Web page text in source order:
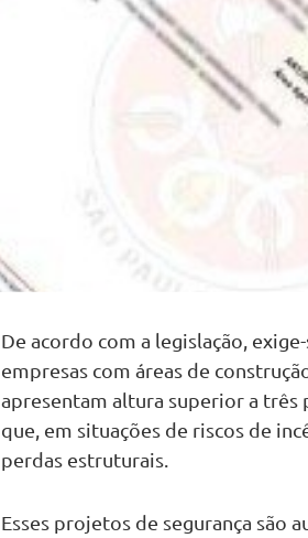
De acordo com a legislação,
empresas com áreas de
apresentam altura superior a três
que, em situações de riscos de
perdas estruturais.
Esses projetos de segurança são